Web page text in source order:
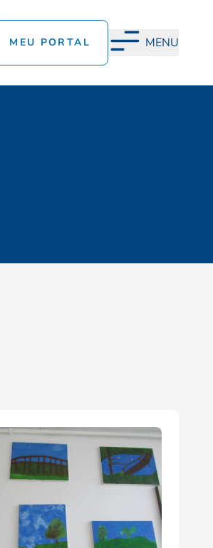
MEU PORTAL MENU